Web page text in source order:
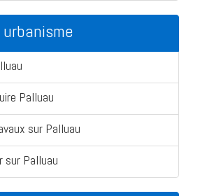
Palluau
sur Palluau
sur Palluau